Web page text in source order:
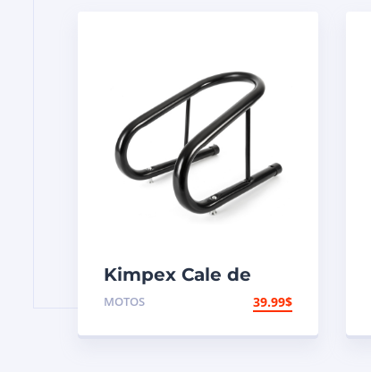
Kimpex Cale de
roue de
MOTOS 39.99$